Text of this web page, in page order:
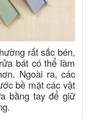
rất sắc bén,
bát có thể làm
Ngoài ra, các
bề mặt các vật
bằng tay để giữ